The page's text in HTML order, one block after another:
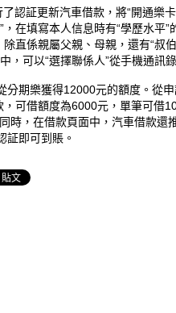
認証更新汽車借款，將“開通樂
在填寫本人信息時有“學歷水平
直係親屬父親、母親，還有“叔
，可以“選擇聯係人”從手機通訊
分期樂獲得12000元的額度。從
，可借額度為6000元，單筆可
時，在借款頁面中，汽車借款
証即可到賬。